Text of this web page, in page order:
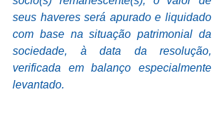
seus haveres será apurado e liquidado
com base na situação patrimonial da
sociedade, à data da resolução,
verificada em balanço especialmente
levantado.